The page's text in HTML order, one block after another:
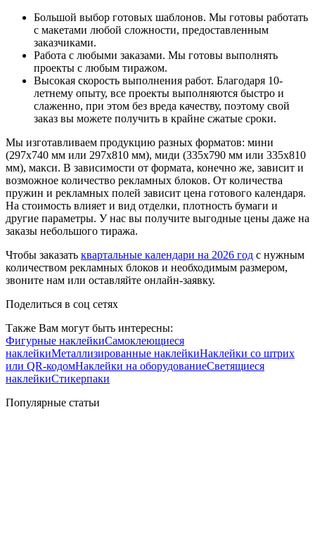
Большой выбор готовых шаблонов. Мы готовы работать
с макетами любой сложности, предоставленным
заказчиками.
Работа с любыми заказами. Мы готовы выполнять
проекты с любым тиражом.
Высокая скорость выполнения работ. Благодаря 10-
летнему опыту, все проекты выполняются быстро и
слаженно, при этом без вреда качеству, поэтому свой
заказ вы можете получить в крайне сжатые сроки.
Мы изготавливаем продукцию разных форматов: мини
(297х740 мм или 297х810 мм), миди (335х790 мм или 335х810
мм), макси. В зависимости от формата, конечно же, зависит и
возможное количество рекламных блоков. От количества
пружин и рекламных полей зависит цена готового календаря.
На стоимость влияет и вид отделки, плотность бумаги и
другие параметры. У нас вы получите выгодные цены даже на
заказы небольшого тиража.
Чтобы заказать квартальные календари на 2026 год с нужным
количеством рекламных блоков и необходимым размером,
звоните нам или оставляйте онлайн-заявку.
Поделиться в соц сетях
Также Вам могут быть интересны:
Фигурные наклейкиСамоклеющиеся
наклейкиМеталлизированные наклейкиНаклейки со штрих
или QR-кодомНаклейки на оборудованиеСветящиеся
наклейкиСтикерпаки
Популярные статьи